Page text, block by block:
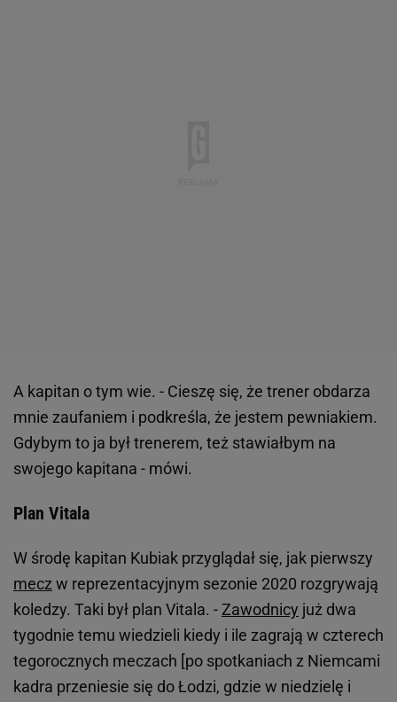
A kapitan o tym wie. - Cieszę się, że trener obdarza
mnie zaufaniem i podkreśla, że jestem pewniakiem.
Gdybym to ja był trenerem, też stawiałbym na
swojego kapitana - mówi.
Plan Vitala
W środę kapitan Kubiak przyglądał się, jak pierwszy
meczw reprezentacyjnym sezonie 2020 rozgrywają
koledzy. Taki był plan Vitala. -Zawodnicy już dwa
tygodnie temu wiedzieli kiedy i ile zagrają w czterech
tegorocznych meczach [po spotkaniach z Niemcami
kadra przeniesie się do Łodzi, gdzie w niedzielę i